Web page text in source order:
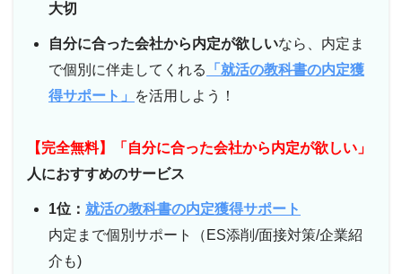
大切
自分に合った会社から内定が欲しいなら、内定ま
で個別に伴走してくれる
「就活の教科書の内定獲
得サポート」
を活用しよう！
【完全無料】「自分に合った会社から内定が欲しい」
人におすすめのサービス
1位： 就活の教科書の内定獲得サポート
内定まで個別サポート（ES添削/面接対策/企業紹
介も)